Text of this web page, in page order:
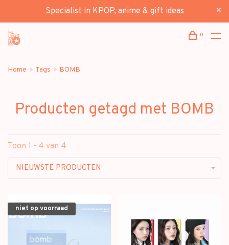
Specialist in KPOP, anime & gift ideas
0
Home Tags BOMB
Producten getagd met BOMB
Toon 1 - 4 van 4
NIEUWSTE PRODUCTEN
niet op voorraad